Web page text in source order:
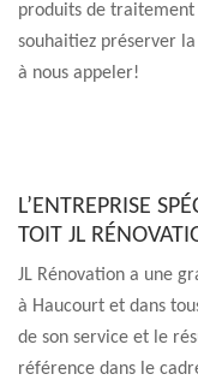
produits de traitement
souhaitiez préserver
à nous appeler!
L’ENTREPRISE
TOIT JL
JL Rénovation a une
à Haucourt et dans
de son service et le
référence dans le